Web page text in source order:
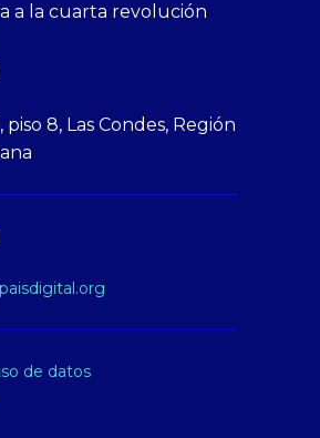
a la cuarta revolución
piso 8, Las Condes, Región
de datos